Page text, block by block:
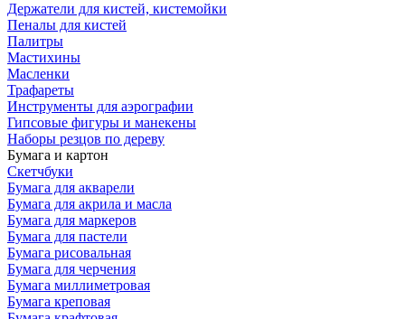
Держатели для кистей, кистемойки
Пеналы для кистей
Палитры
Мастихины
Масленки
Трафареты
Инструменты для аэрографии
Гипсовые фигуры и манекены
Наборы резцов по дереву
Бумага и картон
Скетчбуки
Бумага для акварели
Бумага для акрила и масла
Бумага для маркеров
Бумага для пастели
Бумага рисовальная
Бумага для черчения
Бумага миллиметровая
Бумага креповая